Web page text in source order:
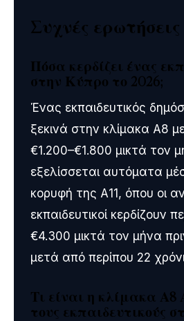
Συχνές ερωτήσεις
Πόσα κερδίζει ένας
στην Κύπρο το 2026;
Ένας εκπαιδευτικός
ξεκινά στην κλίμακα Α8
€1.200–€1.800 μικτά τον
εξελίσσεται αυτόματα
κορυφή της Α11, όπου οι
εκπαιδευτικοί κερδίζουν
€4.300 μικτά τον μήνα
μετά από περίπου 22
Τι είναι η κλίμακα Α8
τους εκπαιδευτικούς